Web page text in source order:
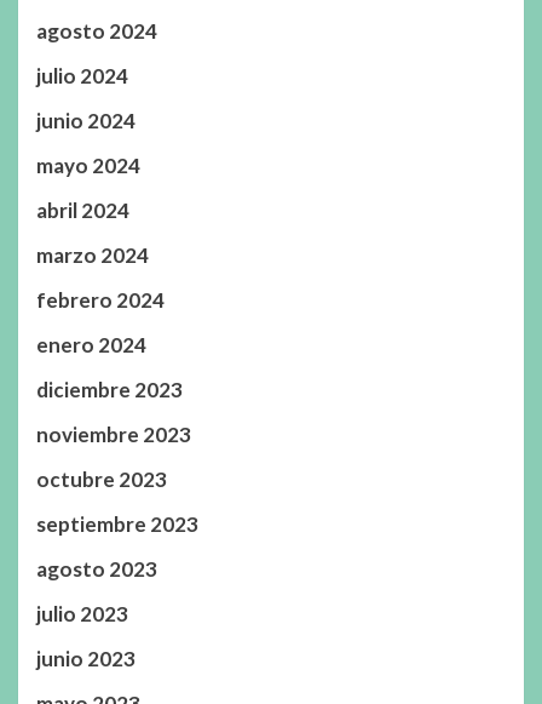
agosto 2024
julio 2024
junio 2024
mayo 2024
abril 2024
marzo 2024
febrero 2024
enero 2024
diciembre 2023
noviembre 2023
octubre 2023
septiembre 2023
agosto 2023
julio 2023
junio 2023